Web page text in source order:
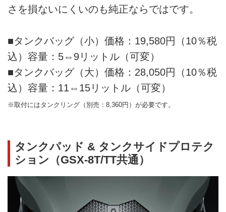
さを損ないにくいのも純正ならではです。
■タンクバッグ（小）価格：19,580円（10％税
込）容量：5⇔9リットル（可変）
■タンクバッグ（大）価格：28,050円（10％税
込）容量：11⇔15リットル（可変）
※取付にはタンクリング（別売：8,360円）が必要です。
タンクパッド & タンクサイドプロテク
ション（GSX-8T/TT共通）